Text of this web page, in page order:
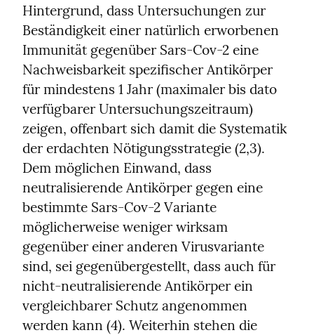
Hintergrund, dass Untersuchungen zur
Beständigkeit einer natürlich erworbenen
Immunität gegenüber Sars-Cov-2 eine
Nachweisbarkeit spezifischer Antikörper
für mindestens 1 Jahr (maximaler bis dato
verfügbarer Untersuchungszeitraum)
zeigen, offenbart sich damit die Systematik
der erdachten Nötigungsstrategie (2,3).
Dem möglichen Einwand, dass
neutralisierende Antikörper gegen eine
bestimmte Sars-Cov-2 Variante
möglicherweise weniger wirksam
gegenüber einer anderen Virusvariante
sind, sei gegenübergestellt, dass auch für
nicht-neutralisierende Antikörper ein
vergleichbarer Schutz angenommen
werden kann (4). Weiterhin stehen die